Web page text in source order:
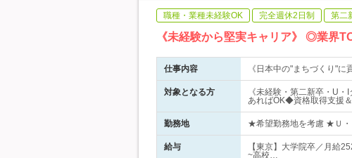
職種・業種未経験OK 完全週休2日制 第二
《未経験から堅実キャリア》 ◎業界
仕事内容 《日本中の"まちづくり"
対象となる方
《未経験・第二新卒・U
あればOK◆資格取得支援
勤務地 ★希望勤務地を考慮 ★Ｕ・
給与
【東京】大学院卒／月給
~高校…